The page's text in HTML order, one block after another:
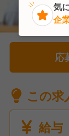
応
この求
給与
気
企